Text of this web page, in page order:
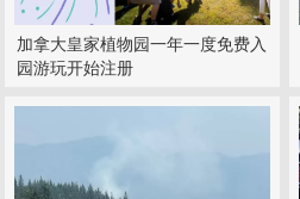
加拿大皇家植物园一年一度免费入
园游玩开始注册